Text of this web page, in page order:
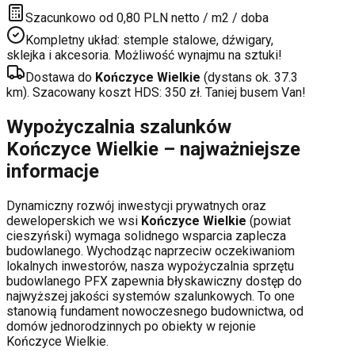
Szacunkowo od 0,80 PLN netto / m2 / doba
Kompletny układ: stemple stalowe, dźwigary,
sklejka i akcesoria. Możliwość wynajmu na sztuki!
Dostawa do Kończyce Wielkie (dystans ok. 37.3
km). Szacowany koszt HDS: 350 zł. Taniej busem Van!
Wypożyczalnia szalunków
Kończyce Wielkie – najważniejsze
informacje
Dynamiczny rozwój inwestycji prywatnych oraz
deweloperskich we wsi Kończyce Wielkie (powiat
cieszyński) wymaga solidnego wsparcia zaplecza
budowlanego. Wychodząc naprzeciw oczekiwaniom
lokalnych inwestorów, nasza wypożyczalnia sprzętu
budowlanego PFX zapewnia błyskawiczny dostęp do
najwyższej jakości systemów szalunkowych. To one
stanowią fundament nowoczesnego budownictwa, od
domów jednorodzinnych po obiekty w rejonie
Kończyce Wielkie.